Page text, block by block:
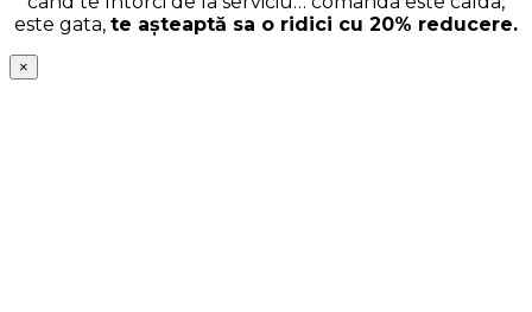
este gata, te așteaptă sa o ridici cu 20% reducere.
×